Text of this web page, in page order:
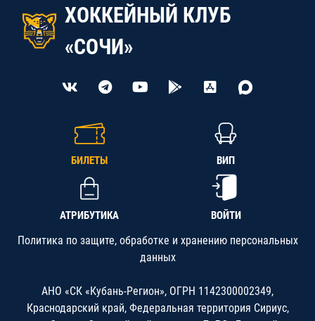
ХОККЕЙНЫЙ КЛУБ
«СОЧИ»
БИЛЕТЫ ВИП
АТРИБУТИКА ВОЙТИ
Политика по защите, обработке и хранению персональных
данных
АНО «СК «Кубань-Регион», ОГРН 1142300002349,
Краснодарский край, Федеральная территория Сириус,